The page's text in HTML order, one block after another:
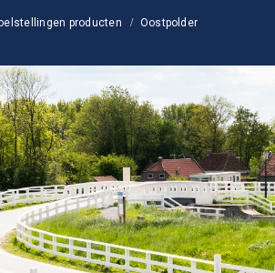
producten Oostpolder